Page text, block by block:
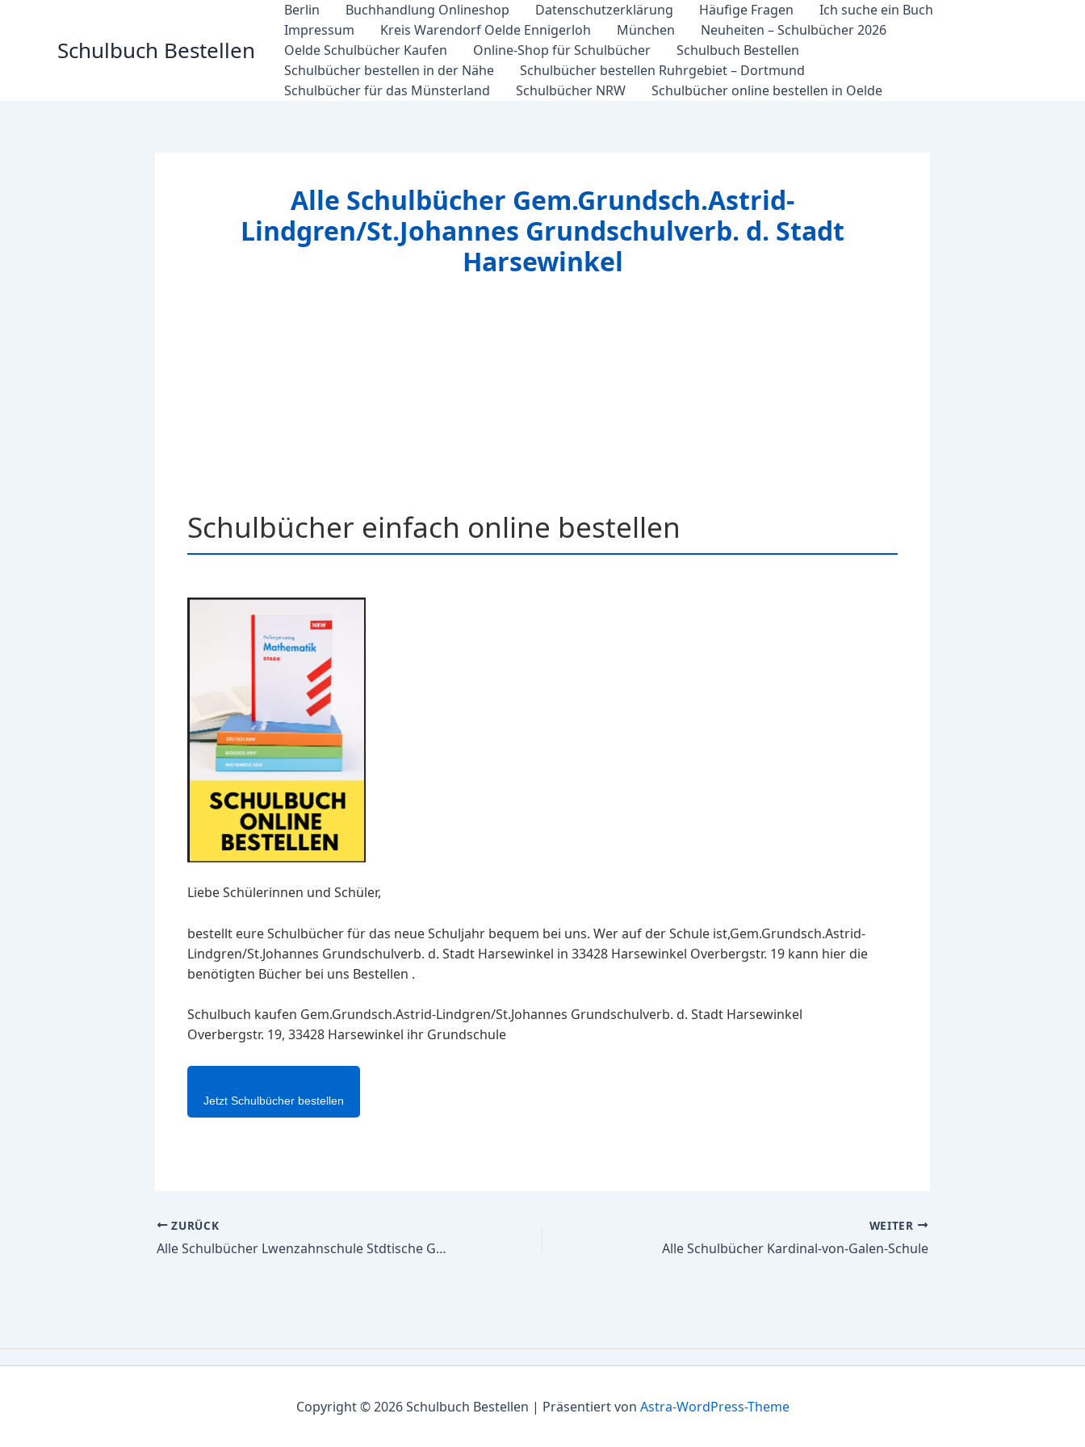
Schulbuch Bestellen
Berlin Buchhandlung Onlineshop Datenschutzerklärung Häufige Fragen
Ich suche ein Buch
Impressum
Kreis Warendorf Oelde Ennigerloh München
Neuheiten – Schulbücher 2026
Oelde Schulbücher Kaufen
Online-Shop für Schulbücher
Schulbuch Bestellen
Schulbücher bestellen in der Nähe
Schulbücher bestellen Ruhrgebiet – Dortmund
Schulbücher für das Münsterland
Schulbücher NRW Schulbücher online bestellen in Oelde
Alle Schulbücher Gem.Grundsch.Astrid-
Lindgren/St.Johannes Grundschulverb. d. Stadt
Harsewinkel
Schulbücher einfach online bestellen
Liebe Schülerinnen und Schüler,
bestellt eure Schulbücher für das neue Schuljahr bequem bei uns. Wer auf der Schule ist,Gem.Grundsch.Astrid-
Lindgren/St.Johannes Grundschulverb. d. Stadt Harsewinkel in 33428 Harsewinkel Overbergstr. 19 kann hier die
benötigten Bücher bei uns Bestellen .
Schulbuch kaufen Gem.Grundsch.Astrid-Lindgren/St.Johannes Grundschulverb. d. Stadt Harsewinkel
Overbergstr. 19, 33428 Harsewinkel ihr Grundschule
Jetzt Schulbücher bestellen
ZURÜCK
Alle Schulbücher Lwenzahnschule Stdtische Gemeinschaftsgrundschule
WEITER
Alle Schulbücher Kardinal-von-Galen-Schule
Copyright © 2026 Schulbuch Bestellen | Präsentiert von Astra-WordPress-Theme